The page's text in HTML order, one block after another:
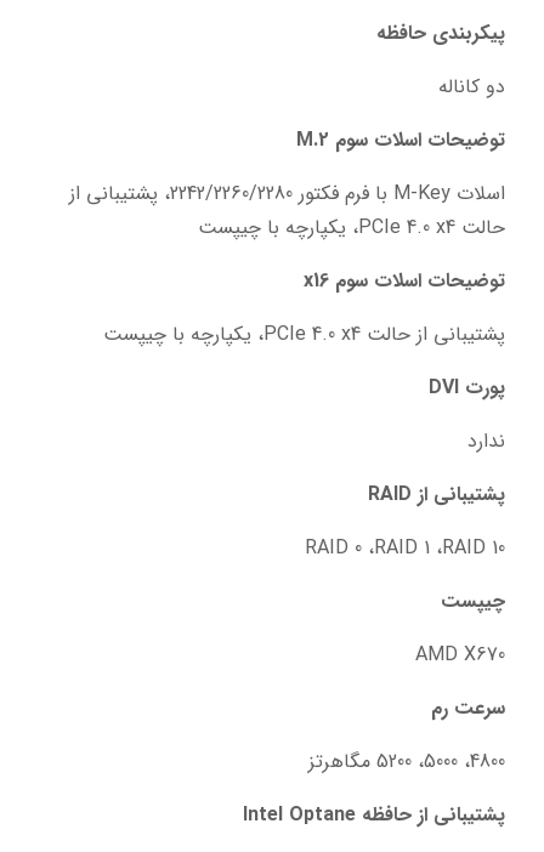
پیکربندی حافظه
دو کاناله
توضیحات اسلات سوم M.2
حالت PCIe 4.0 x4، یکپارچه با چیپست
توضیحات اسلات سوم x16
پشتیبانی از حالت PCIe 4.0 x4، یکپارچه با چیپست
پورت DVI
ندارد
پشتیبانی از RAID
RAID 0 ،RAID 1 ،RAID 10
چیپست
AMD X670
سرعت رم
4800، 5000، 5200 مگاهرتز
پشتیبانی از حافظه Intel Optane